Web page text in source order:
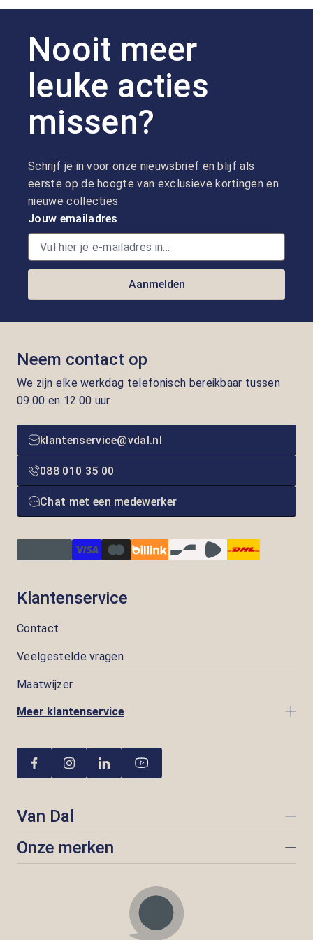
Nooit meer
leuke acties
missen?
Schrijf je in voor onze nieuwsbrief en blijf als
eerste op de hoogte van exclusieve kortingen en
nieuwe collecties.
Jouw emailadres
Aanmelden
Neem contact op
We zijn elke werkdag telefonisch bereikbaar tussen
09.00 en 12.00 uur
klantenservice@vdal.nl
088 010 35 00
Chat met een medewerker
Klantenservice
Contact
Veelgestelde vragen
Maatwijzer
Meer klantenservice
Van Dal
Onze merken